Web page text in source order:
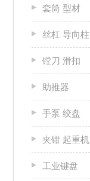
套筒 型材
丝杠 导向柱
镗刀 滑扣
助推器
手泵 绞盘
夹钳 起重机
工业键盘